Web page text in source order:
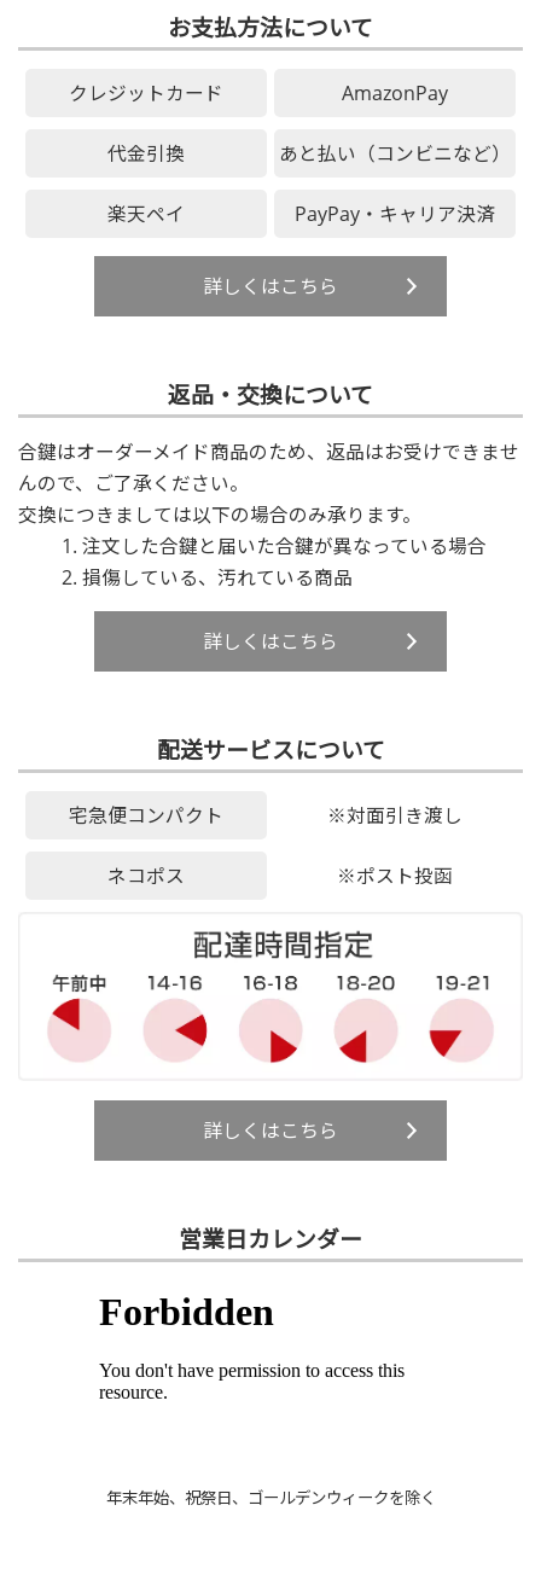
お支払方法について
クレジットカード AmazonPay
代金引換 あと払い（コンビニなど）
楽天ペイ PayPay・キャリア決済
詳しくはこちら
返品・交換について
合鍵はオーダーメイド商品のため、返品はお受けできませ
んので、ご了承ください。
交換につきましては以下の場合のみ承ります。
注文した合鍵と届いた合鍵が異なっている場合
損傷している、汚れている商品
詳しくはこちら
配送サービスについて
宅急便コンパクト ※対面引き渡し
ネコポス ※ポスト投函
詳しくはこちら
営業日カレンダー
年末年始、祝祭日、ゴールデンウィークを除く